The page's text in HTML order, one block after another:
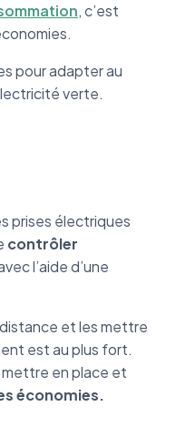
, c’est
pour adapter au
verte.
prises électriques
contrôler
l’aide d’une
et les mettre
est au plus fort.
en place et
économies.